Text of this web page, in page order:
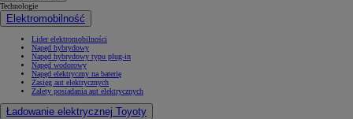
Technologie
Elektromobilność
Lider elektromobilności
Napęd hybrydowy
Napęd hybrydowy typu plug-in
Napęd wodorowy
Napęd elektryczny na baterię
Zasięg aut elektrycznych
Zalety posiadania aut elektrycznych
Ładowanie elektrycznej Toyoty